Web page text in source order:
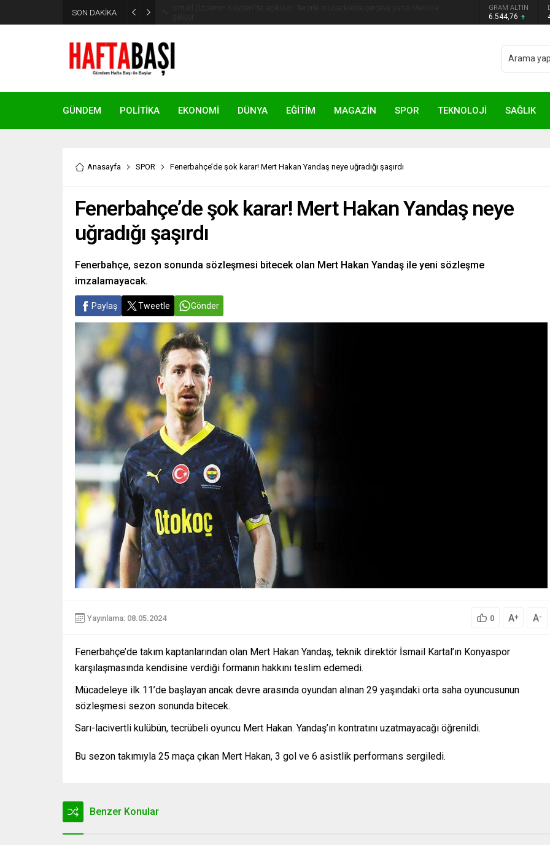
SON DAKİKA GRAM ALTIN
6.544,76
GÜNDEM POLİTİKA EKONOMİ DÜNYA EĞİTİM MAGAZİN SPOR TEKNOLOJİ SAĞLIK
Anasayfa SPOR Fenerbahçe’de şok karar! Mert Hakan Yandaş neye uğradığı şaşırdı
Fenerbahçe’de şok karar! Mert Hakan Yandaş neye
uğradığı şaşırdı
Fenerbahçe, sezon sonunda sözleşmesi bitecek olan Mert Hakan Yandaş ile yeni sözleşme
imzalamayacak.
Paylaş Tweetle Gönder
Yayınlama: 08.05.2024 0 A+ A-
Fenerbahçe’de takım kaptanlarından olan Mert Hakan Yandaş, teknik direktör İsmail Kartal’ın Konyaspor
karşılaşmasında kendisine verdiği formanın hakkını teslim edemedi.
Mücadeleye ilk 11’de başlayan ancak devre arasında oyundan alınan 29 yaşındaki orta saha oyuncusunun
sözleşmesi sezon sonunda bitecek.
Sarı-lacivertli kulübün, tecrübeli oyuncu Mert Hakan. Yandaş’ın kontratını uzatmayacağı öğrenildi.
Bu sezon takımıyla 25 maça çıkan Mert Hakan, 3 gol ve 6 asistlik performans sergiledi.
Benzer Konular